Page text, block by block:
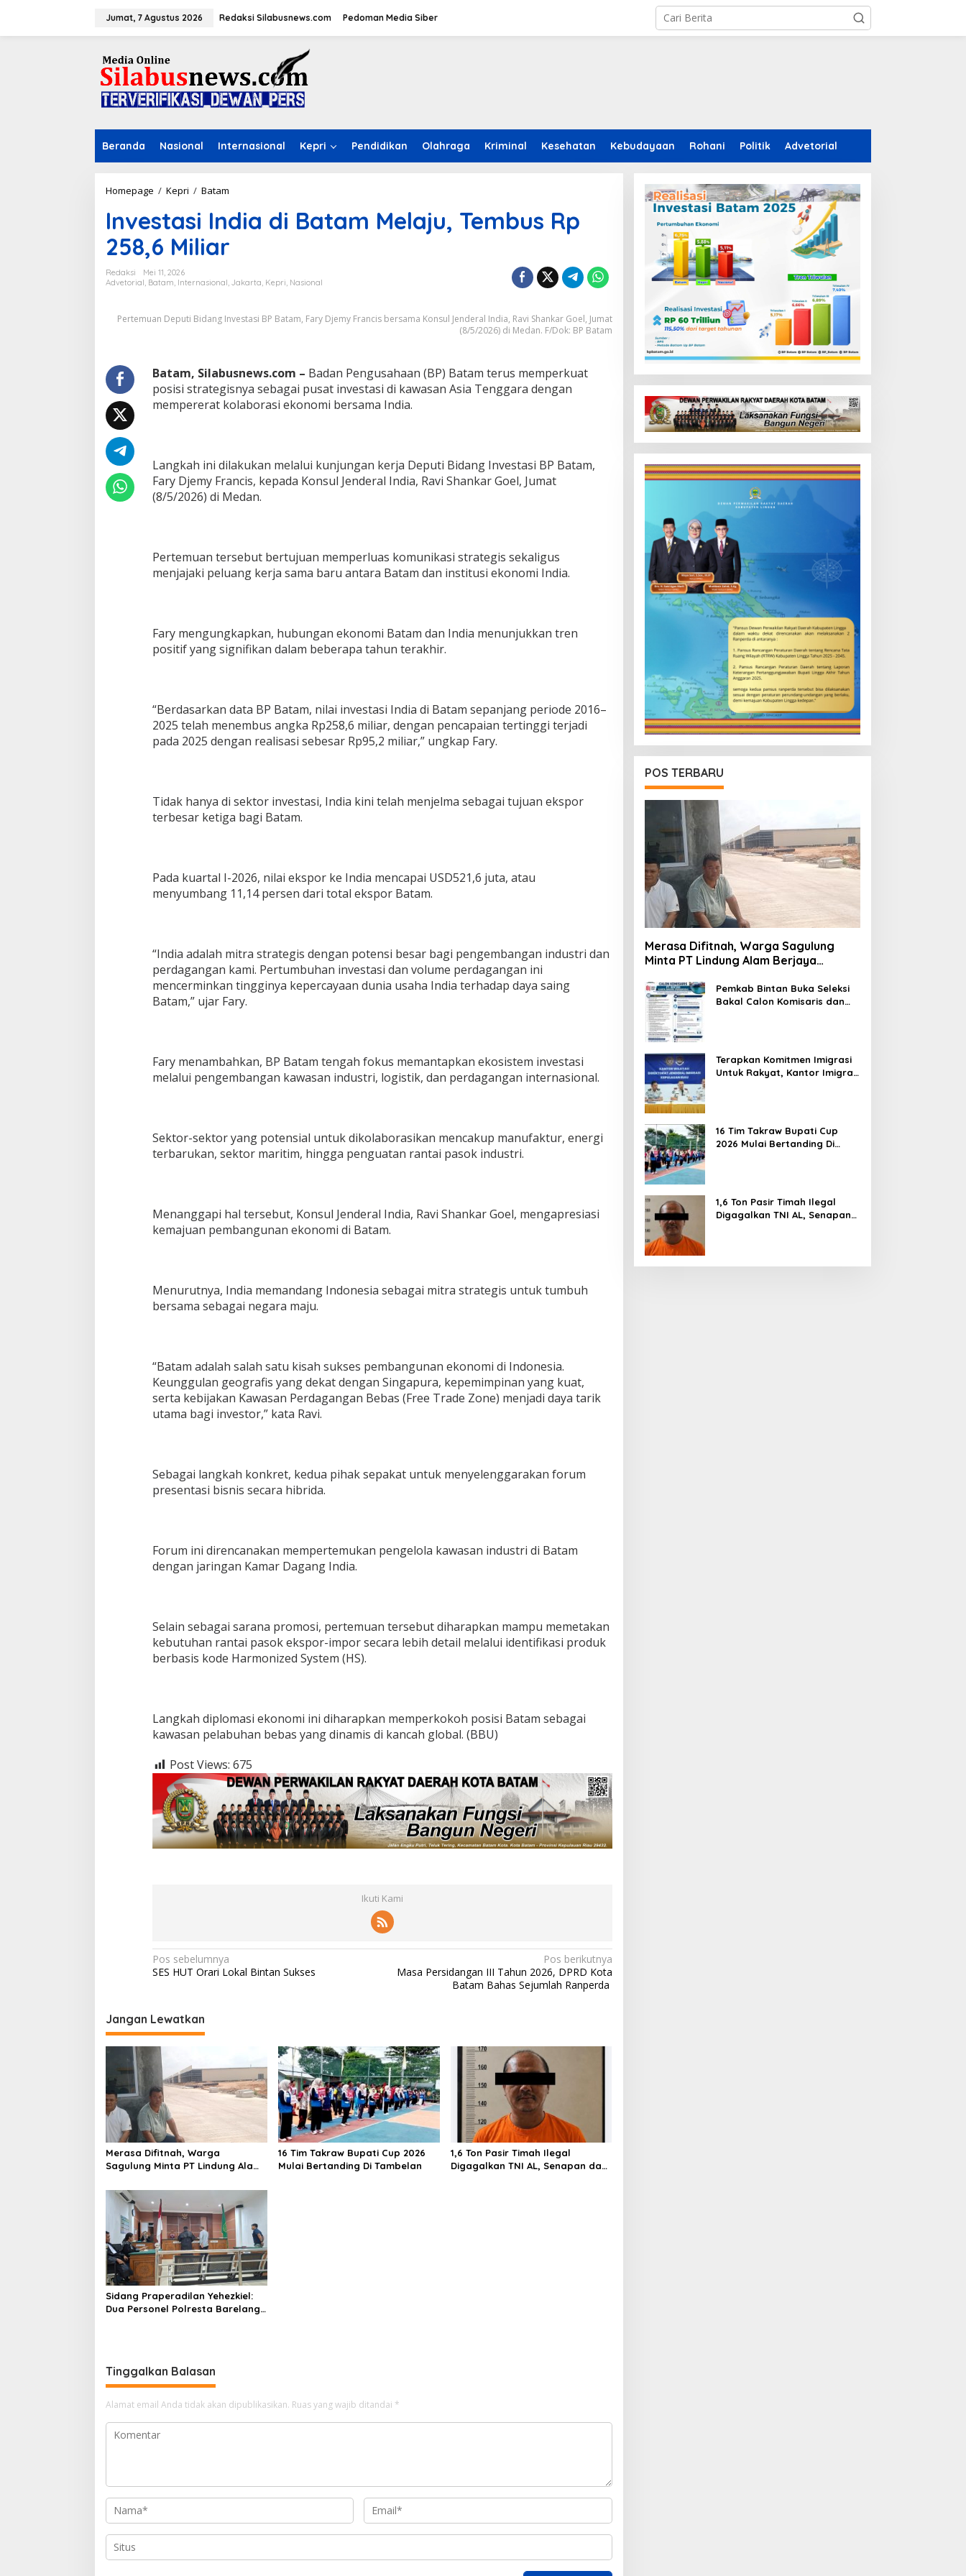
Jumat, 7 Agustus 2026 Redaksi Silabusnews.com Pedoman Media Siber
Beranda Nasional Internasional Kepri Pendidikan Olahraga Kriminal Kesehatan Kebudayaan Rohani Politik Advetorial
Homepage / Kepri / Batam
v
e
s
n
d
i
B
a
M
l
a
T
e
m
R
p
2
6
M
i
l
Investasi India di Batam Melaju, Tembus Rp
258,6 Miliar
Redaksi
Mei 11, 2026
Advetorial, Batam, Internasional, Jakarta, Kepri, Nasional
Pertemuan Deputi Bidang Investasi BP Batam, Fary Djemy Francis bersama Konsul Jenderal India, Ravi Shankar Goel, Jumat
(8/5/2026) di Medan. F/Dok: BP Batam
Batam, Silabusnews.com – Badan Pengusahaan (BP) Batam terus memperkuat
posisi strategisnya sebagai pusat investasi di kawasan Asia Tenggara dengan
mempererat kolaborasi ekonomi bersama India.
Langkah ini dilakukan melalui kunjungan kerja Deputi Bidang Investasi BP Batam,
Fary Djemy Francis, kepada Konsul Jenderal India, Ravi Shankar Goel, Jumat
(8/5/2026) di Medan.
Pertemuan tersebut bertujuan memperluas komunikasi strategis sekaligus
menjajaki peluang kerja sama baru antara Batam dan institusi ekonomi India.
Fary mengungkapkan, hubungan ekonomi Batam dan India menunjukkan tren
positif yang signifikan dalam beberapa tahun terakhir.
“Berdasarkan data BP Batam, nilai investasi India di Batam sepanjang periode 2016–
2025 telah menembus angka Rp258,6 miliar, dengan pencapaian tertinggi terjadi
pada 2025 dengan realisasi sebesar Rp95,2 miliar,” ungkap Fary.
Tidak hanya di sektor investasi, India kini telah menjelma sebagai tujuan ekspor
terbesar ketiga bagi Batam.
Pada kuartal I-2026, nilai ekspor ke India mencapai USD521,6 juta, atau
menyumbang 11,14 persen dari total ekspor Batam.
“India adalah mitra strategis dengan potensi besar bagi pengembangan industri dan
perdagangan kami. Pertumbuhan investasi dan volume perdagangan ini
mencerminkan tingginya kepercayaan dunia usaha India terhadap daya saing
Batam,” ujar Fary.
Fary menambahkan, BP Batam tengah fokus memantapkan ekosistem investasi
melalui pengembangan kawasan industri, logistik, dan perdagangan internasional.
Sektor-sektor yang potensial untuk dikolaborasikan mencakup manufaktur, energi
terbarukan, sektor maritim, hingga penguatan rantai pasok industri.
Menanggapi hal tersebut, Konsul Jenderal India, Ravi Shankar Goel, mengapresiasi
kemajuan pembangunan ekonomi di Batam.
Menurutnya, India memandang Indonesia sebagai mitra strategis untuk tumbuh
bersama sebagai negara maju.
“Batam adalah salah satu kisah sukses pembangunan ekonomi di Indonesia.
Keunggulan geografis yang dekat dengan Singapura, kepemimpinan yang kuat,
serta kebijakan Kawasan Perdagangan Bebas (Free Trade Zone) menjadi daya tarik
utama bagi investor,” kata Ravi.
Sebagai langkah konkret, kedua pihak sepakat untuk menyelenggarakan forum
presentasi bisnis secara hibrida.
Forum ini direncanakan mempertemukan pengelola kawasan industri di Batam
dengan jaringan Kamar Dagang India.
Selain sebagai sarana promosi, pertemuan tersebut diharapkan mampu memetakan
kebutuhan rantai pasok ekspor-impor secara lebih detail melalui identifikasi produk
berbasis kode Harmonized System (HS).
Langkah diplomasi ekonomi ini diharapkan memperkokoh posisi Batam sebagai
kawasan pelabuhan bebas yang dinamis di kancah global. (BBU)
Post Views: 675
Ikuti Kami
N
a
i
g
a
s
i
p
o
s
Pos sebelumnya
SES HUT Orari Lokal Bintan Sukses
Pos berikutnya
Masa Persidangan III Tahun 2026, DPRD Kota
Batam Bahas Sejumlah Ranperda
Jangan Lewatkan
Merasa Difitnah, Warga
Sagulung Minta PT Lindung Alam
Merendahkan Masyarakat
16 Tim Takraw Bupati Cup 2026
Mulai Bertanding Di Tambelan
1,6 Ton Pasir Timah Ilegal
Digagalkan TNI AL, Senapan dan
Sidang Praperadilan Yehezkiel:
Dua Personel Polresta Barelang
Tinggalkan Balasan
Alamat email Anda tidak akan dipublikasikan. Ruas yang wajib ditandai *
POS TERBARU
Merasa Difitnah, Warga Sagulung
Minta PT Lindung Alam Berjaya
MasyarakatPemkab Bintan Buka Seleksi
Bakal Calon Komisaris dan
Terapkan Komitmen Imigrasi
Untuk Rakyat, Kantor Imigrasi
16 Tim Takraw Bupati Cup
2026 Mulai Bertanding Di
1,6 Ton Pasir Timah Ilegal
Digagalkan TNI AL, Senapan